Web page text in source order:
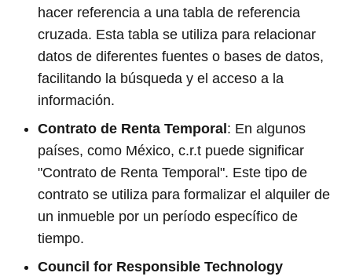
hacer referencia a una tabla de referencia
cruzada. Esta tabla se utiliza para relacionar
datos de diferentes fuentes o bases de datos,
facilitando la búsqueda y el acceso a la
información.
Contrato de Renta Temporal : En algunos
países, como México, c.r.t puede significar
"Contrato de Renta Temporal". Este tipo de
contrato se utiliza para formalizar el alquiler de
un inmueble por un período específico de
tiempo.
Council for Responsible Technology